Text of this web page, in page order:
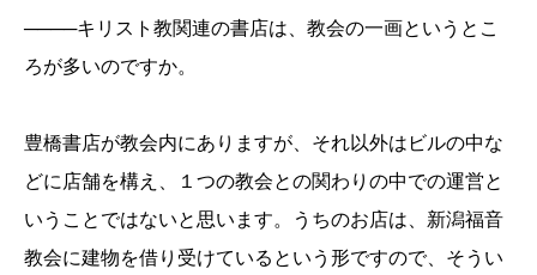
────キリスト教関連の書店は、教会の一画というとこ
ろが多いのですか。
豊橋書店が教会内にありますが、それ以外はビルの中な
どに店舗を構え、１つの教会との関わりの中での運営と
いうことではないと思います。うちのお店は、新潟福音
教会に建物を借り受けているという形ですので、そうい